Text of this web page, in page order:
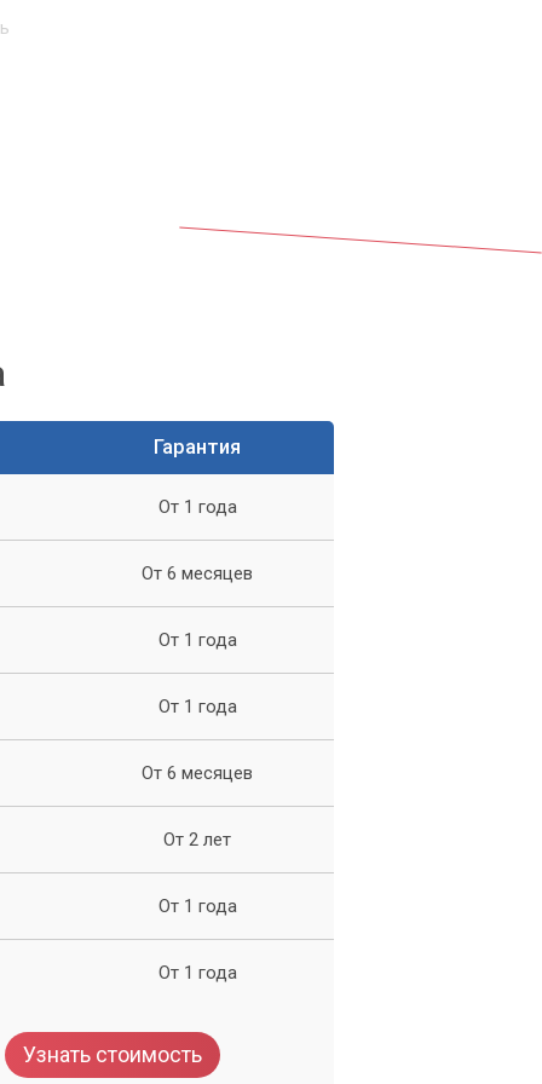
Гарантия
От 1 года
От 6 месяцев
От 1 года
От 1 года
От 6 месяцев
От 2 лет
От 1 года
От 1 года
Узнать стоимость